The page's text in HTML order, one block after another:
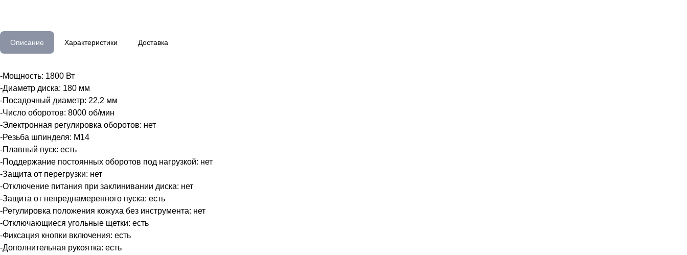
Описание Характеристики Доставка
-Мощность: 1800 Вт
-Диаметр диска: 180 мм
-Посадочный диаметр: 22,2 мм
-Число оборотов: 8000 об/мин
-Электронная регулировка оборотов: нет
-Резьба шпинделя: М14
-Плавный пуск: есть
-Поддержание постоянных оборотов под нагрузкой: нет
-Защита от перегрузки: нет
-Отключение питания при заклинивании диска: нет
-Защита от непреднамеренного пуска: есть
-Регулировка положения кожуха без инструмента: нет
-Отключающиеся угольные щетки: есть
-Фиксация кнопки включения: есть
-Дополнительная рукоятка: есть